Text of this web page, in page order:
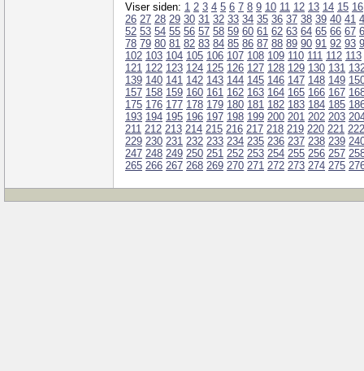
Viser siden: 1 2 3 4 5 6 7 8 9 10 11 12 13 14 15 16
26 27 28 29 30 31 32 33 34 35 36 37 38 39 40 41
52 53 54 55 56 57 58 59 60 61 62 63 64 65 66 67
78 79 80 81 82 83 84 85 86 87 88 89 90 91 92 93
102 103 104 105 106 107 108 109 110 111 112 113
121 122 123 124 125 126 127 128 129 130 131
139 140 141 142 143 144 145 146 147 148 149
157 158 159 160 161 162 163 164 165 166 167
175 176 177 178 179 180 181 182 183 184 185
193 194 195 196 197 198 199 200 201 202 203
211 212 213 214 215 216 217 218 219 220 221 222
229 230 231 232 233 234 235 236 237 238 239
247 248 249 250 251 252 253 254 255 256 257
265 266 267 268 269 270 271 272 273 274 275